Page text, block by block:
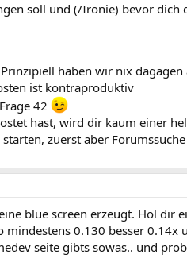
soll und (/Ironie) bevor dich
haben wir nix
ist kontraproduktiv
42
hast, wird dir kaum einer
zuerst aber
blue screen erzeugt. Hol dir
mindestens 0.130 besser 0.14x
seite gibts sowas.. und